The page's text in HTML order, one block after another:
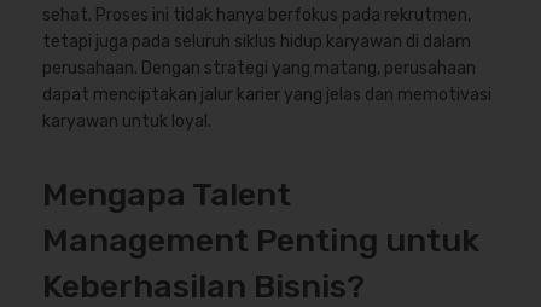
sehat. Proses ini tidak hanya berfokus pada rekrutmen,
tetapi juga pada seluruh siklus hidup karyawan di dalam
perusahaan. Dengan strategi yang matang, perusahaan
dapat menciptakan jalur karier yang jelas dan memotivasi
karyawan untuk loyal.
Mengapa Talent
Management Penting untuk
Keberhasilan Bisnis?